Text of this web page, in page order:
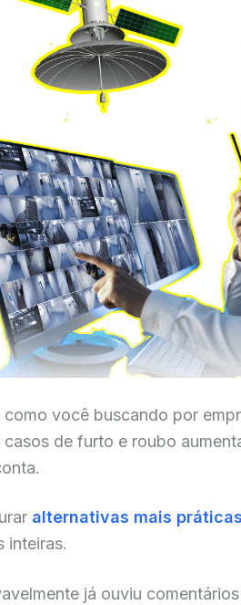
você buscando por
de furto e roubo
alternativas mais
inteiras.
já ouviu